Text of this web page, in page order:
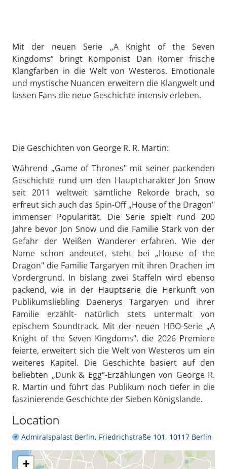
Mit der neuen Serie „A Knight of the Seven
Kingdoms“ bringt Komponist Dan Romer frische
Klangfarben in die Welt von Westeros. Emotionale
und mystische Nuancen erweitern die Klangwelt und
lassen Fans die neue Geschichte intensiv erleben.
Die Geschichten von George R. R. Martin:
Während „Game of Thrones" mit seiner packenden
Geschichte rund um den Hauptcharakter Jon Snow
seit 2011 weltweit sämtliche Rekorde brach, so
erfreut sich auch das Spin-Off „House of the Dragon"
immenser Popularität. Die Serie spielt rund 200
Jahre bevor Jon Snow und die Familie Stark von der
Gefahr der Weißen Wanderer erfahren. Wie der
Name schon andeutet, steht bei „House of the
Dragon" die Familie Targaryen mit ihren Drachen im
Vordergrund. In bislang zwei Staffeln wird ebenso
packend, wie in der Hauptserie die Herkunft von
Publikumsliebling Daenerys Targaryen und ihrer
Familie erzählt- natürlich stets untermalt von
epischem Soundtrack. Mit der neuen HBO-Serie „A
Knight of the Seven Kingdoms“, die 2026 Premiere
feierte, erweitert sich die Welt von Westeros um ein
weiteres Kapitel. Die Geschichte basiert auf den
beliebten „Dunk & Egg“-Erzählungen von George R.
R. Martin und führt das Publikum noch tiefer in die
faszinierende Geschichte der Sieben Königslande.
Location
Admiralspalast Berlin, Friedrichstraße 101, 10117 Berlin
+